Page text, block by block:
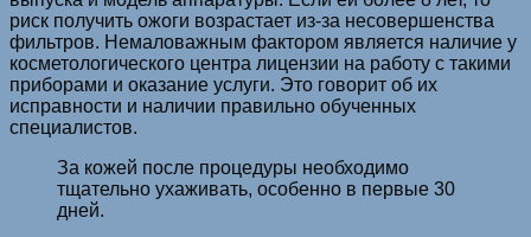
риск получить ожоги возрастает из-за несовершенства
фильтров. Немаловажным фактором является наличие у
косметологического центра лицензии на работу с такими
приборами и оказание услуги. Это говорит об их
исправности и наличии правильно обученных
специалистов.
За кожей после процедуры необходимо
тщательно ухаживать, особенно в первые 30
дней.